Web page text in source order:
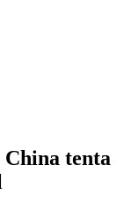
China tenta